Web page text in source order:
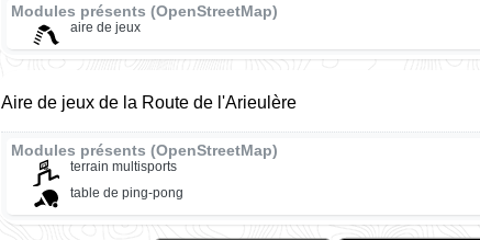
Modules présents (OpenStreetMap)
aire de jeux
Aire de jeux de la Route de l'Arieulère
Modules présents (OpenStreetMap)
terrain multisports
table de ping-pong